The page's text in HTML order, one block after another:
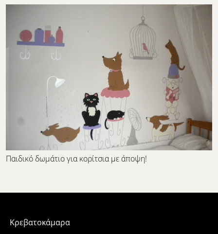
Παιδικό δωμάτιο για κορίτσια με άποψη!
Κρεβατοκάμαρα